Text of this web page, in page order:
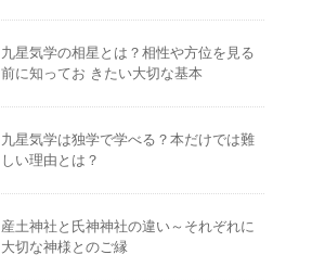
九星気学の相星とは？相性や方位を見る
前に知ってお きたい大切な基本
九星気学は独学で学べる？本だけでは難
しい理由とは？
産土神社と氏神神社の違い～それぞれに
大切な神様とのご縁